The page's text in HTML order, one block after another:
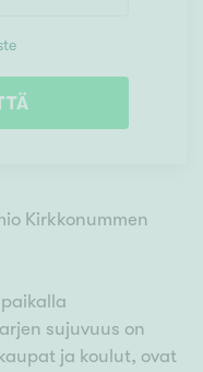
Kirkkonummen
sujuvuus on
ja koulut, ovat